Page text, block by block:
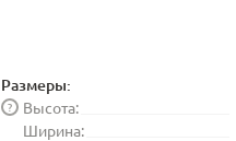
Размеры:
Высота:
?
Ширина: